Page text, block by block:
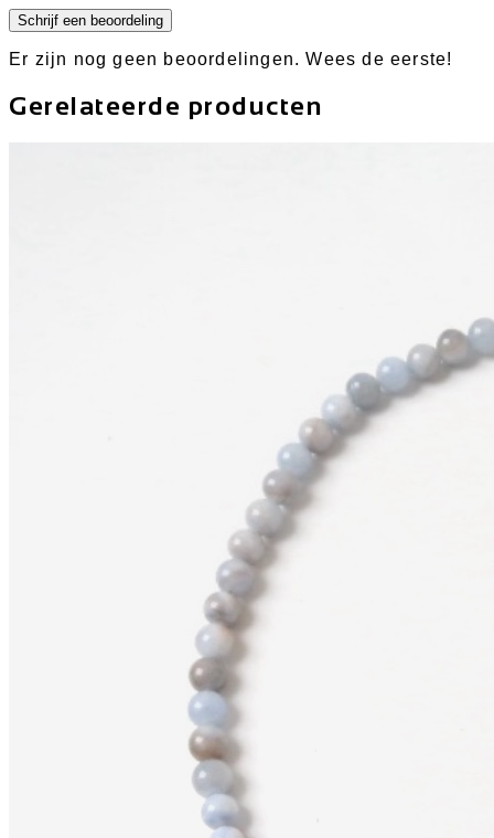
Schrijf een beoordeling
Er zijn nog geen beoordelingen. Wees de eerste!
Gerelateerde producten